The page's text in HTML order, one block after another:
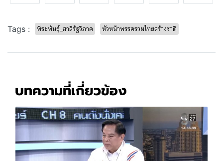
Tags : พีระพันธุ์_สาลีรัฐวิภาค หัวหน้าพรรครวมไทยสร้างชาติ
บทความที่เกี่ยวข้อง